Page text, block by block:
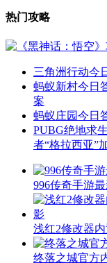
热门攻略
三角洲行动今
蚂蚁新村今日
案
蚂蚁庄园今日
PUBG绝地求
者“格拉西亚”
996传奇手游
浅红2修改器
终落之城官方